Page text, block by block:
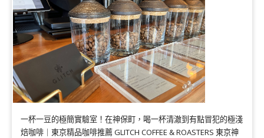
一杯一豆的極簡實驗室！在神保町，喝一杯清澈到有點冒犯的極淺
焙咖啡｜東京精品咖啡推薦 GLITCH COFFEE & ROASTERS 東京神